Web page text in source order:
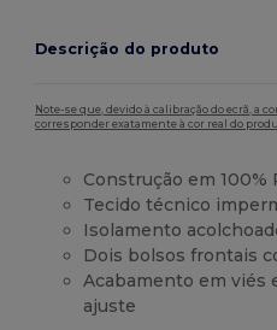
Descrição do produto
Note-se que, devido à calibração do ecrã, a
corresponder exatamente à cor real do
Construção em 100%
Tecido técnico
Isolamento
Dois bolsos frontais
Acabamento em viés
ajuste